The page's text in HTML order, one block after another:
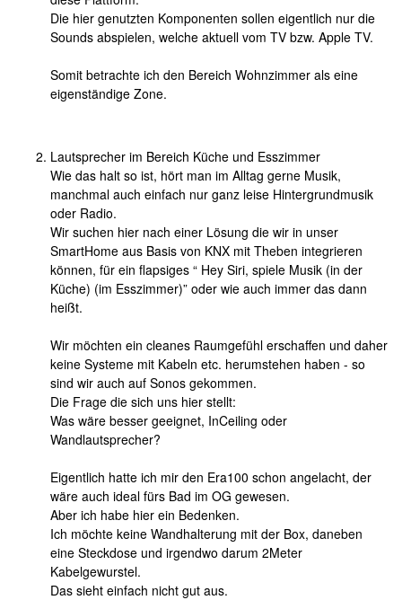
Die hier genutzten Komponenten sollen eigentlich nur die
Sounds abspielen, welche aktuell vom TV bzw. Apple TV.
Somit betrachte ich den Bereich Wohnzimmer als eine
eigenständige Zone.
Lautsprecher im Bereich Küche und Esszimmer
Wie das halt so ist, hört man im Alltag gerne Musik,
manchmal auch einfach nur ganz leise Hintergrundmusik
oder Radio.
Wir suchen hier nach einer Lösung die wir in unser
SmartHome aus Basis von KNX mit Theben integrieren
können, für ein flapsiges “ Hey Siri, spiele Musik (in der
Küche) (im Esszimmer)” oder wie auch immer das dann
heißt.
Wir möchten ein cleanes Raumgefühl erschaffen und daher
keine Systeme mit Kabeln etc. herumstehen haben - so
sind wir auch auf Sonos gekommen.
Die Frage die sich uns hier stellt:
Was wäre besser geeignet, InCeiling oder
Wandlautsprecher?
Eigentlich hatte ich mir den Era100 schon angelacht, der
wäre auch ideal fürs Bad im OG gewesen.
Aber ich habe hier ein Bedenken.
Ich möchte keine Wandhalterung mit der Box, daneben
eine Steckdose und irgendwo darum 2Meter
Kabelgewurstel.
Das sieht einfach nicht gut aus.